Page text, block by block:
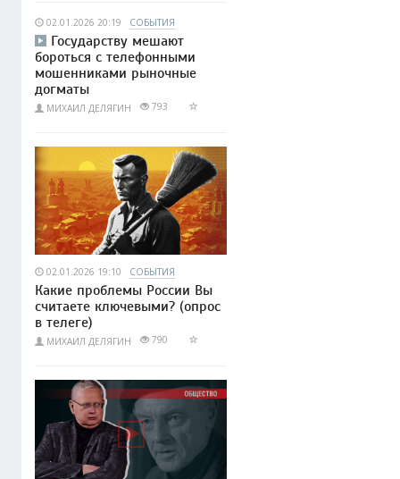
02.01.2026 20:19 СОБЫТИЯ
Государству мешают
бороться с телефонными
мошенниками рыночные
догматы
МИХАИЛ ДЕЛЯГИН 793
02.01.2026 19:10 СОБЫТИЯ
Какие проблемы России Вы
считаете ключевыми? (опрос
в телеге)
МИХАИЛ ДЕЛЯГИН 790